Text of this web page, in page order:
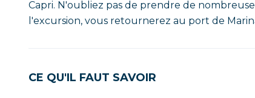
Capri. N'oubliez pas de prendre de
l'excursion, vous retournerez au port de
CE QU'IL FAUT SAVOIR